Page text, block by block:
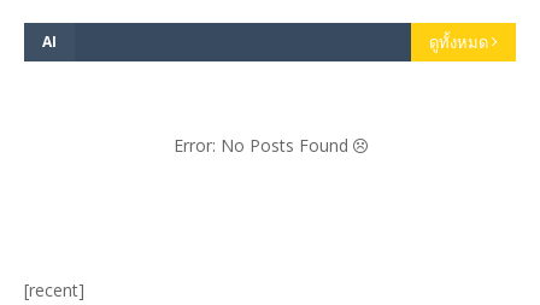
AI ดูทั้งหมด
Error: No Posts Found
[recent]